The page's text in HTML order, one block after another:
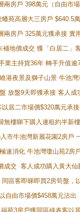
兩房戶 398萬元（自由市
苑高層大三房戶
房戶 325萬元獲承接 實
地價成交 獲「白居二」
業主持貨36年 轉手升值逾
港夜景及獅子山景 牛池
放盤9天即獲承接 客人
居二市場價$320萬元承接
無樓睇下購入連租約半新
市牛池灣新麗花園2房戶
速消化 牛池灣瓊山苑2房
成交 客人成功購入黃大
區客即睇即買2房筍盤，
自由市場價$458萬元沽出
苑3房戶獲同區綠表客以